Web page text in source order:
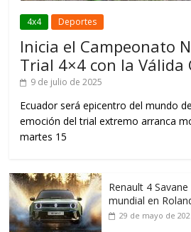
4x4 Deportes
Inicia el Campeonato
Trial 4×4 con la Válida
9 de julio de 2025
Ecuador será epicentro del mundo
emoción del trial extremo arranca
martes 15
Renault 4
mundial en
29 de mayo de